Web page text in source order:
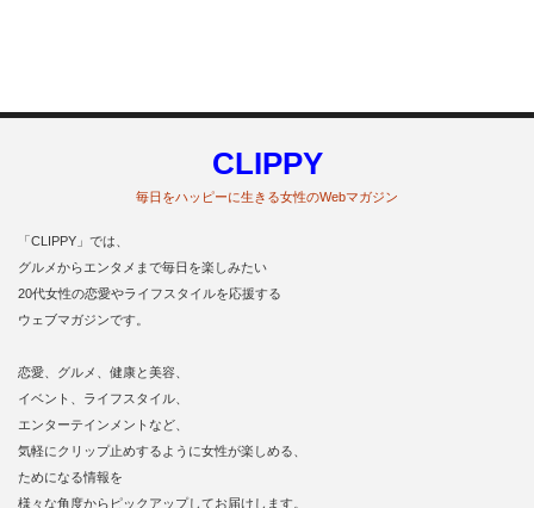
CLIPPY
毎日をハッピーに生きる女性のWebマガジン
「CLIPPY」では、
グルメからエンタメまで毎日を楽しみたい
20代女性の恋愛やライフスタイルを応援する
ウェブマガジンです。
恋愛、グルメ、健康と美容、
イベント、ライフスタイル、
エンターテインメントなど、
気軽にクリップ止めするように女性が楽しめる、
ためになる情報を
様々な角度からピックアップしてお届けします。